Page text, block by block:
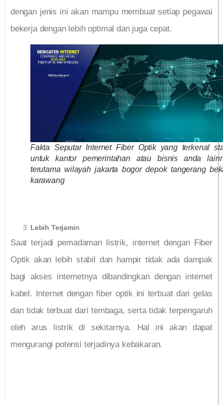
dengan jenis ini akan mampu membuat setiap pegawai
bekerja dengan lebih optimal dan juga cepat.
Fakta Seputar Internet Fiber Optik yang terkenal
untuk kantor pemerintahan atau bisnis anda
terutama wilayah jakarta bogor depok tangerang
karawang
Lebih Terjamin
Saat terjadi pemadaman listrik, internet dengan Fiber
Optik akan lebih stabil dan hampir tidak ada dampak
bagi akses internetnya dibandingkan dengan internet
kabel. Internet dengan fiber optik ini terbuat dari gelas
dan tidak terbuat dari tembaga, serta tidak terpengaruh
oleh arus listrik di sekitarnya. Hal ini akan dapat
mengurangi potensi terjadinya kebakaran.